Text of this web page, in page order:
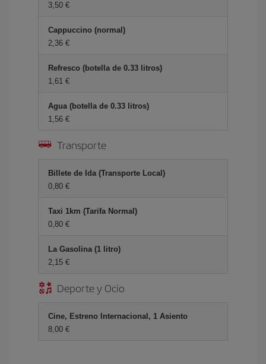
3,50 €
Cappuccino (normal)
2,36 €
Refresco (botella de 0.33 litros)
1,61 €
Agua (botella de 0.33 litros)
1,56 €
Transporte
Billete de Ida (Transporte Local)
0,80 €
Taxi 1km (Tarifa Normal)
0,80 €
La Gasolina (1 litro)
2,15 €
Deporte y Ocio
Cine, Estreno Internacional, 1 Asiento
8,00 €